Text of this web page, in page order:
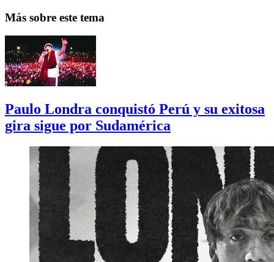
Más sobre este tema
Paulo Londra conquistó Perú y su exitosa
gira sigue por Sudamérica